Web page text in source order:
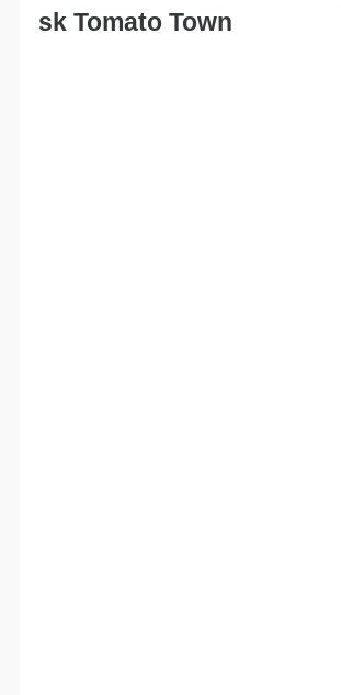
sk Tomato Town